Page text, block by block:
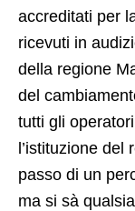
accreditati per
ricevuti in
della regione
del
tutti gli
l’istituzione del
passo di un
ma si sà